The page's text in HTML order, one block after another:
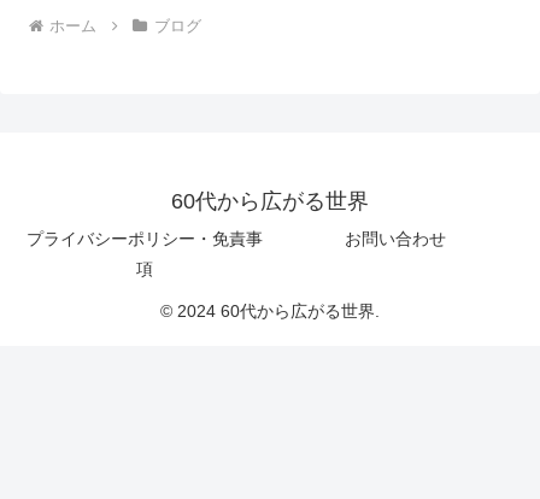
ホーム ブログ
60代から広がる世界
プライバシーポリシー・免責事
項
お問い合わせ
© 2024 60代から広がる世界.